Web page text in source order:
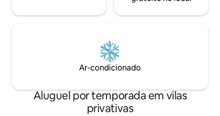
Ar-condicionado
Aluguel por temporada em vilas
privativas